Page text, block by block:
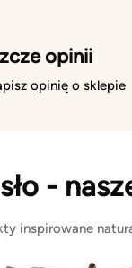
opinii
opinię o sklepie
-
inspirowane